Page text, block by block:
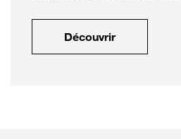
Découvrir